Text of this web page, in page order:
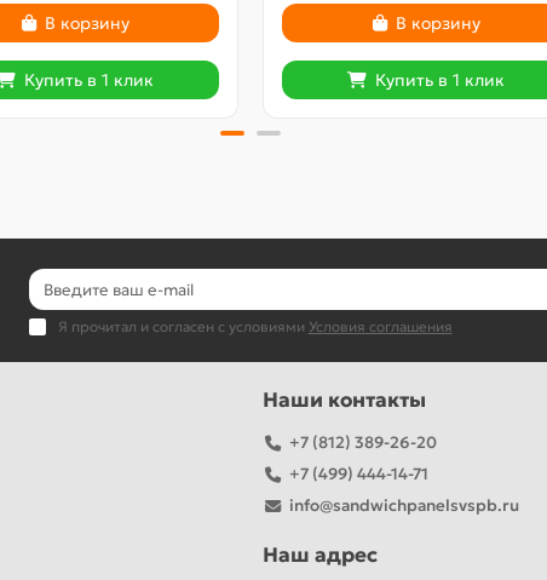
В корзину
Купить в 1 клик
В корзину
Купить в 1 клик
Я прочитал и согласен с условиями Условия соглашения
Наши контакты
+7 (812) 389-26-20
+7 (499) 444-14-71
info@sandwichpanelsvspb.ru
Наш адрес